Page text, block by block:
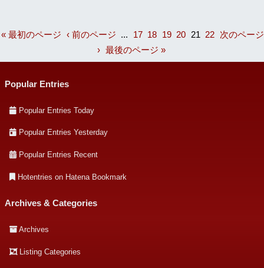
« 最初のページ ‹ 前のページ ... 17 18 19 20 21 22 次のページ
› 最後のページ »
Popular Entries
Popular Entries Today
Popular Entries Yesterday
Popular Entries Recent
Hotentries on Hatena Bookmark
Archives & Categories
Archives
Listing Categories